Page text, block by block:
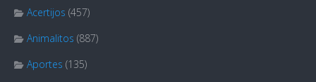
Acertijos (457)
Animalitos (887)
Aportes (135)